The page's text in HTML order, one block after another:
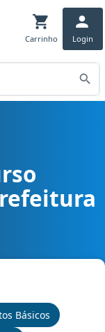
Carrinho Login
Municipal cargo
Básicos